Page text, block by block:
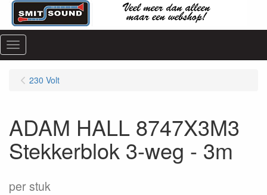
Menu
230 Volt
ADAM HALL 8747X3M3
Stekkerblok 3-weg - 3m
per stuk